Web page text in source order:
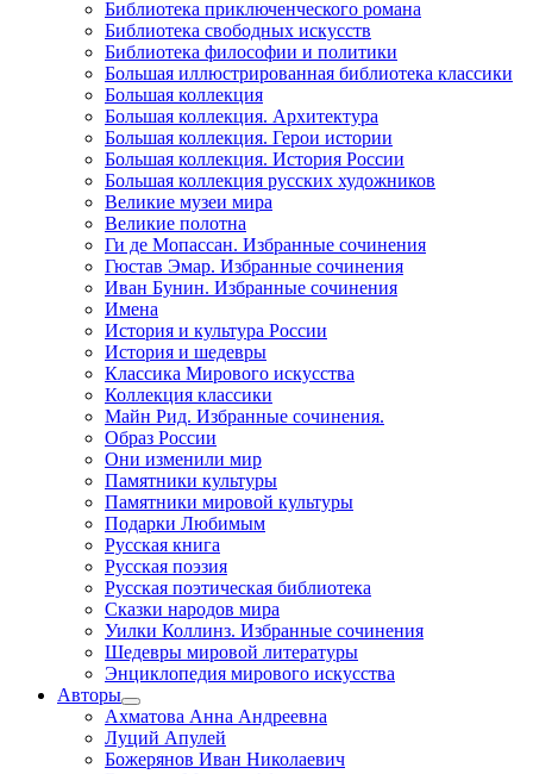
Библиотека приключенческого романа
Библиотека свободных искусств
Библиотека философии и политики
Большая иллюстрированная библиотека классики
Большая коллекция
Большая коллекция. Архитектура
Большая коллекция. Герои истории
Большая коллекция. История России
Большая коллекция русских художников
Великие музеи мира
Великие полотна
Ги де Мопассан. Избранные сочинения
Гюстав Эмар. Избранные сочинения
Иван Бунин. Избранные сочинения
Имена
История и культура России
История и шедевры
Классика Мирового искусства
Коллекция классики
Майн Рид. Избранные сочинения.
Образ России
Они изменили мир
Памятники культуры
Памятники мировой культуры
Подарки Любимым
Русская книга
Русская поэзия
Русская поэтическая библиотека
Сказки народов мира
Уилки Коллинз. Избранные сочинения
Шедевры мировой литературы
Энциклопедия мирового искусства
Авторы
Ахматова Анна Андреевна
Луций Апулей
Божерянов Иван Николаевич